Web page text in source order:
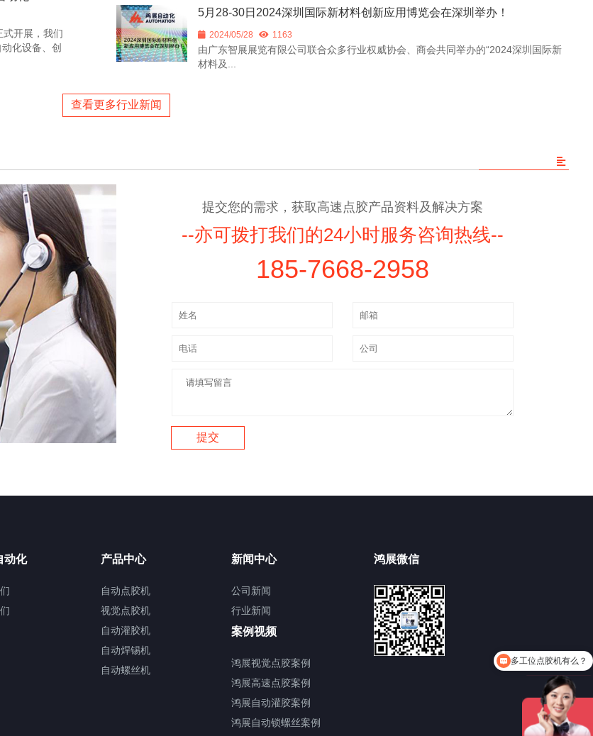
开展，我们
化设备、创
5月28-30日2024深圳国际新材料创新应用博览会在深圳举办！
2024/05/28 1163
由广东智展展览有限公司联合众多行业权威协会、商会共同举办的“2024深圳国际新
材料及...
查看更多行业新闻
提交您的需求，获取高速点胶产品资料及解决方案
--亦可拨打我们的24小时服务咨询热线--
185-7668-2958
动化 产品中心
自动点胶机
视觉点胶机
自动灌胶机
自动焊锡机
自动螺丝机
新闻中心
公司新闻
行业新闻
案例视频
鸿展视觉点胶案例
鸿展高速点胶案例
鸿展自动灌胶案例
鸿展自动锁螺丝案例
鸿展微信
多工位点胶机有么？